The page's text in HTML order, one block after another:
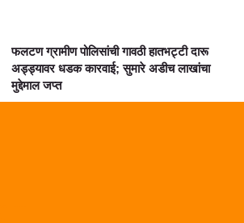
फलटण ग्रामीण पोलिसांची गावठी हातभट्टी दारू
अड्ड्यावर धडक कारवाई; सुमारे अडीच लाखांचा
मुद्देमाल जप्त